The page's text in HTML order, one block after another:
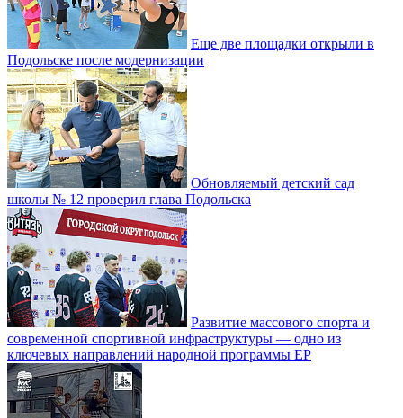
Еще две площадки открыли в
Подольске после модернизации
Обновляемый детский сад
школы № 12 проверил глава Подольска
Развитие массового спорта и
современной спортивной инфраструктуры — одно из
ключевых направлений народной программы ЕР